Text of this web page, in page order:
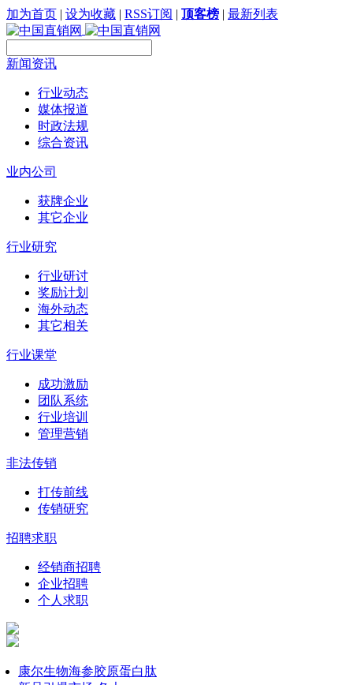
加为首页 | 设为收藏 | RSS订阅 | 顶客榜 | 最新列表
新闻资讯
行业动态
媒体报道
时政法规
综合资讯
业内公司
获牌企业
其它企业
行业研究
行业研讨
奖励计划
海外动态
其它相关
行业课堂
成功激励
团队系统
行业培训
管理营销
非法传销
打传前线
传销研究
招聘求职
经销商招聘
企业招聘
个人求职
康尔生物海参胶原蛋白肽